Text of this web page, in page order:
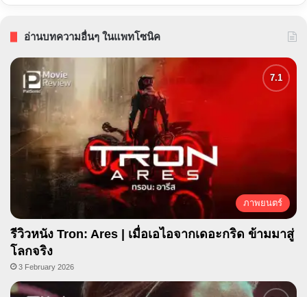
อ่านบทความอื่นๆ ในแพทโซนิค
ภาพยนตร์
รีวิวหนัง Tron: Ares | เมื่อเอไอจากเดอะกริด ข้ามมาสู่
โลกจริง
3 February 2026